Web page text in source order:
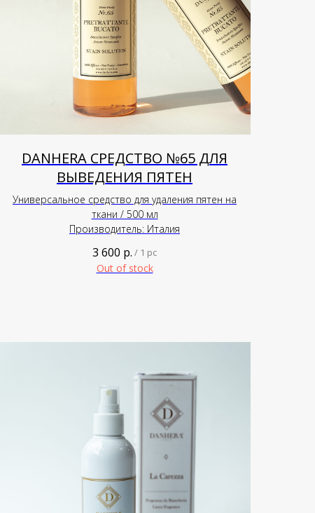
DANHERA СРЕДСТВО №65 ДЛЯ
ВЫВЕДЕНИЯ ПЯТЕН
Универсальное средство для удаления пятен на
ткани / 500 мл
Производитель: Италия
3 600 р. / 1 pc
Out of stock